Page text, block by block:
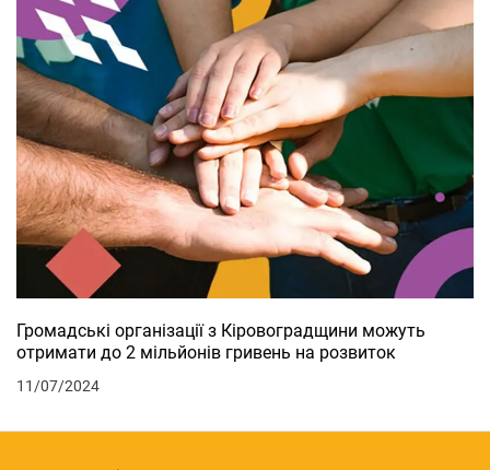
Громадські організації з Кіровоградщини можуть
отримати до 2 мільйонів гривень на розвиток
11/07/2024